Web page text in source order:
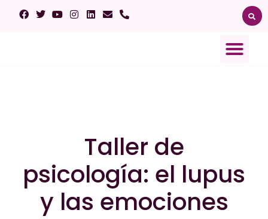
Taller de
psicología: el lupus
y las emociones